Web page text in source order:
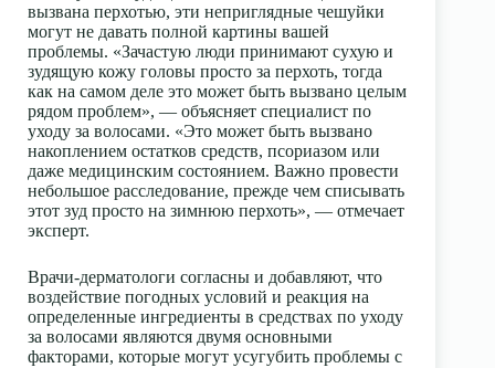
вызвана перхотью, эти неприглядные чешуйки
могут не давать полной картины вашей
проблемы. «Зачастую люди принимают сухую и
зудящую кожу головы просто за перхоть, тогда
как на самом деле это может быть вызвано целым
рядом проблем», — объясняет специалист по
уходу за волосами. «Это может быть вызвано
накоплением остатков средств, псориазом или
даже медицинским состоянием. Важно провести
небольшое расследование, прежде чем списывать
этот зуд просто на зимнюю перхоть», — отмечает
эксперт.
Врачи-дерматологи согласны и добавляют, что
воздействие погодных условий и реакция на
определенные ингредиенты в средствах по уходу
за волосами являются двумя основными
факторами, которые могут усугубить проблемы с